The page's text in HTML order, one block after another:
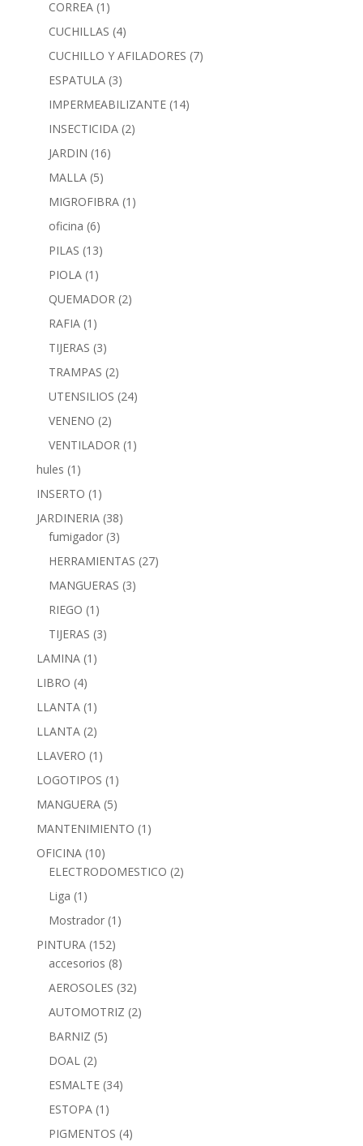
CORREA (1)
CUCHILLAS (4)
CUCHILLO Y AFILADORES (7)
ESPATULA (3)
IMPERMEABILIZANTE (14)
INSECTICIDA (2)
JARDIN (16)
MALLA (5)
MIGROFIBRA (1)
oficina (6)
PILAS (13)
PIOLA (1)
QUEMADOR (2)
RAFIA (1)
TIJERAS (3)
TRAMPAS (2)
UTENSILIOS (24)
VENENO (2)
VENTILADOR (1)
hules (1)
INSERTO (1)
JARDINERIA (38)
fumigador (3)
HERRAMIENTAS (27)
MANGUERAS (3)
RIEGO (1)
TIJERAS (3)
LAMINA (1)
LIBRO (4)
LLANTA (1)
LLANTA (2)
LLAVERO (1)
LOGOTIPOS (1)
MANGUERA (5)
MANTENIMIENTO (1)
OFICINA (10)
ELECTRODOMESTICO (2)
Liga (1)
Mostrador (1)
PINTURA (152)
accesorios (8)
AEROSOLES (32)
AUTOMOTRIZ (2)
BARNIZ (5)
DOAL (2)
ESMALTE (34)
ESTOPA (1)
PIGMENTOS (4)